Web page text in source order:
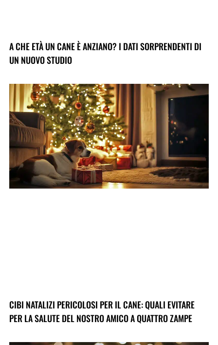
A CHE ETÀ UN CANE È ANZIANO? I DATI SORPRENDENTI DI
UN NUOVO STUDIO
CIBI NATALIZI PERICOLOSI PER IL CANE: QUALI EVITARE
PER LA SALUTE DEL NOSTRO AMICO A QUATTRO ZAMPE